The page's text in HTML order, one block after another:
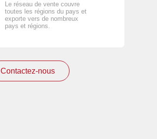
Le réseau de vente couvre
toutes les régions du pays et
exporte vers de nombreux
pays et régions.
Contactez-nous